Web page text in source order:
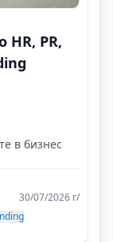
HR, PR,
в бизнес
30/07/2026 г/